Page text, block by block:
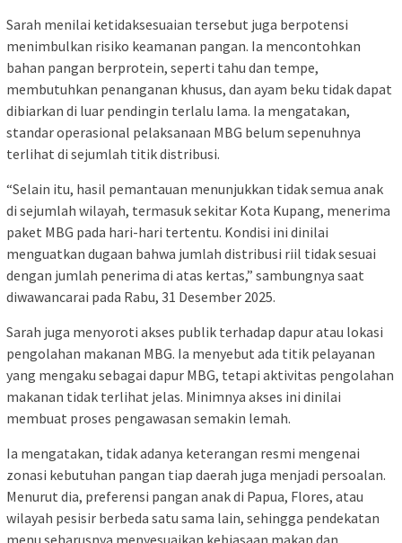
Sarah menilai ketidaksesuaian tersebut juga berpotensi
menimbulkan risiko keamanan pangan. Ia mencontohkan
bahan pangan berprotein, seperti tahu dan tempe,
membutuhkan penanganan khusus, dan ayam beku tidak dapat
dibiarkan di luar pendingin terlalu lama. Ia mengatakan,
standar operasional pelaksanaan MBG belum sepenuhnya
terlihat di sejumlah titik distribusi.
“Selain itu, hasil pemantauan menunjukkan tidak semua anak
di sejumlah wilayah, termasuk sekitar Kota Kupang, menerima
paket MBG pada hari-hari tertentu. Kondisi ini dinilai
menguatkan dugaan bahwa jumlah distribusi riil tidak sesuai
dengan jumlah penerima di atas kertas,” sambungnya saat
diwawancarai pada Rabu, 31 Desember 2025.
Sarah juga menyoroti akses publik terhadap dapur atau lokasi
pengolahan makanan MBG. Ia menyebut ada titik pelayanan
yang mengaku sebagai dapur MBG, tetapi aktivitas pengolahan
makanan tidak terlihat jelas. Minimnya akses ini dinilai
membuat proses pengawasan semakin lemah.
Ia mengatakan, tidak adanya keterangan resmi mengenai
zonasi kebutuhan pangan tiap daerah juga menjadi persoalan.
Menurut dia, preferensi pangan anak di Papua, Flores, atau
wilayah pesisir berbeda satu sama lain, sehingga pendekatan